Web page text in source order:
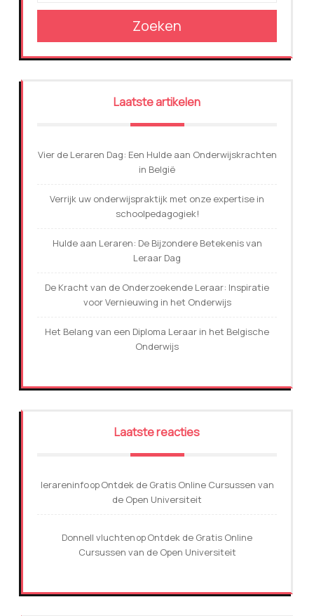
Zoeken
Laatste artikelen
Vier de Leraren Dag: Een Hulde aan Onderwijskrachten
in België
Verrijk uw onderwijspraktijk met onze expertise in
schoolpedagogiek!
Hulde aan Leraren: De Bijzondere Betekenis van
Leraar Dag
De Kracht van de Onderzoekende Leraar: Inspiratie
voor Vernieuwing in het Onderwijs
Het Belang van een Diploma Leraar in het Belgische
Onderwijs
Laatste reacties
lerareninfoopOntdek de Gratis Online Cursussen van
de Open Universiteit
Donnell vluchtenopOntdek de Gratis Online
Cursussen van de Open Universiteit